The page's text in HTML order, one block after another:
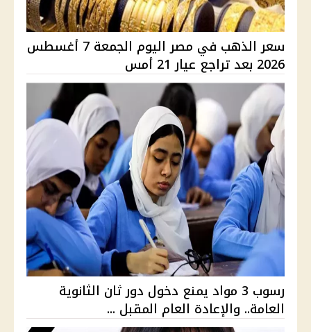
سعر الذهب في مصر اليوم الجمعة 7 أغسطس
2026 بعد تراجع عيار 21 أمس
رسوب 3 مواد يمنع دخول دور ثان الثانوية
العامة.. والإعادة العام المقبل ...